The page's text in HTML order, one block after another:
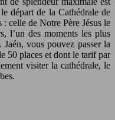
départ de la Cathédrale de
: celle de Notre Père Jésus le
l’un des moments les plus
vous pouvez passer la
50 places et dont le tarif par
visiter la cathédrale, le